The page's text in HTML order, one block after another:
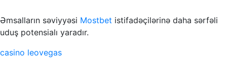
Əmsalların səviyyəsi Mostbet istifadəçilərinə daha sərfəli
uduş potensialı yaradır.
casino leovegas